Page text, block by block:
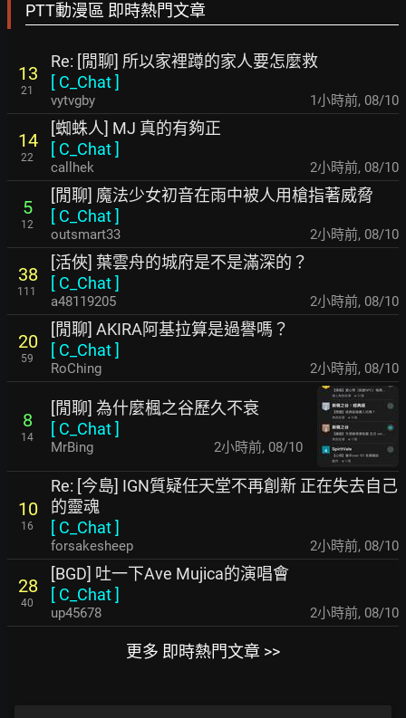
PTT動漫區 即時熱門文章
13
21
Re: [閒聊] 所以家裡蹲的家人要怎麼救
[ C_Chat]
vytvgby 1小時前, 08/10
14
22
[蜘蛛人] MJ 真的有夠正
[ C_Chat]
callhek 2小時前, 08/10
5
12
[閒聊] 魔法少女初音在雨中被人用槍指著威脅
[ C_Chat]
outsmart33 2小時前, 08/10
38
111
[活俠] 葉雲舟的城府是不是滿深的？
[ C_Chat]
a48119205 2小時前, 08/10
20
59
[閒聊] AKIRA阿基拉算是過譽嗎？
[ C_Chat]
RoChing 2小時前, 08/10
8
14
[閒聊] 為什麼楓之谷歷久不衰
[ C_Chat]
MrBing 2小時前, 08/10
10
16
Re: [今島] IGN質疑任天堂不再創新 正在失去自己
的靈魂
[ C_Chat]
forsakesheep 2小時前, 08/10
28
40
[BGD] 吐一下Ave Mujica的演唱會
[ C_Chat]
up45678 2小時前, 08/10
更多 即時熱門文章 >>